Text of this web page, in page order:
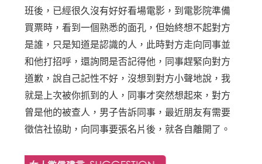
班後，已經很久沒有好好看場電影，到電影院準備
買票時，看到一個熟悉的面孔，但始終想不起對方
是誰，只是知道是認識的人，此時對方走向同事並
和他打招呼，還詢問是否記得他，同事趕緊向對方
道歉，說自己記性不好，沒想到對方小聲地說，我
就是上次被你抓到的人，同事才突然想起來，對方
曾是他的被查人，男子告訴同事，最近朋友有需要
徵信社協助，向同事要張名片後，就各自離開了。